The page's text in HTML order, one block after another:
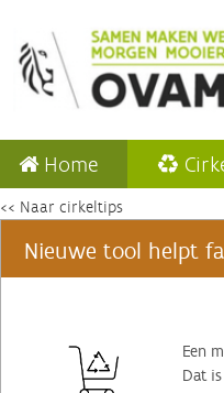
Home
<< Naar cirkeltips
Nieuwe tool helpt
Een
Dat